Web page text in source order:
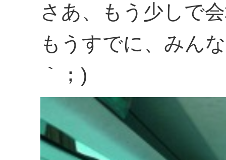
さあ、もう少しで
もうすでに、みん
｀；)